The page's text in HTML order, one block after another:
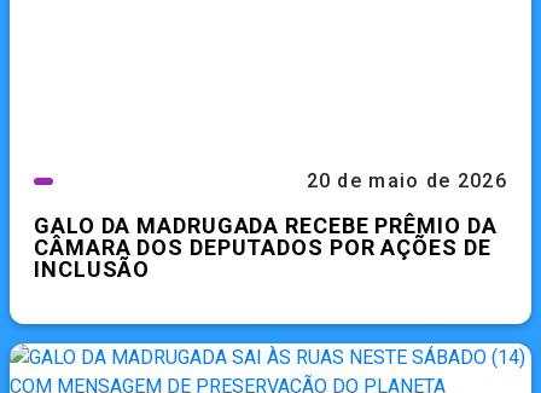
20 de maio de 2026
GALO DA MADRUGADA RECEBE PRÊMIO DA
CÂMARA DOS DEPUTADOS POR AÇÕES DE
INCLUSÃO